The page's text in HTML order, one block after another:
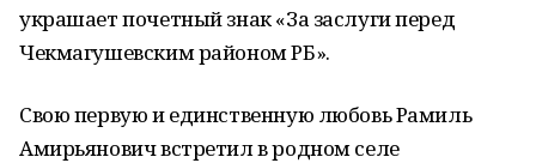
украшает почетный знак «За заслуги перед
Чекмагушевским районом РБ».
Свою первую и единственную любовь Рамиль
Амирьянович встретил в родном селе